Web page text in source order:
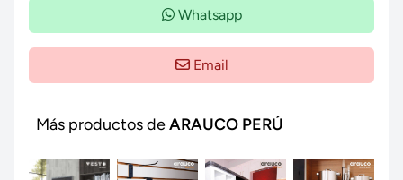
Whatsapp
Email
Más productos deARAUCO PERÚ